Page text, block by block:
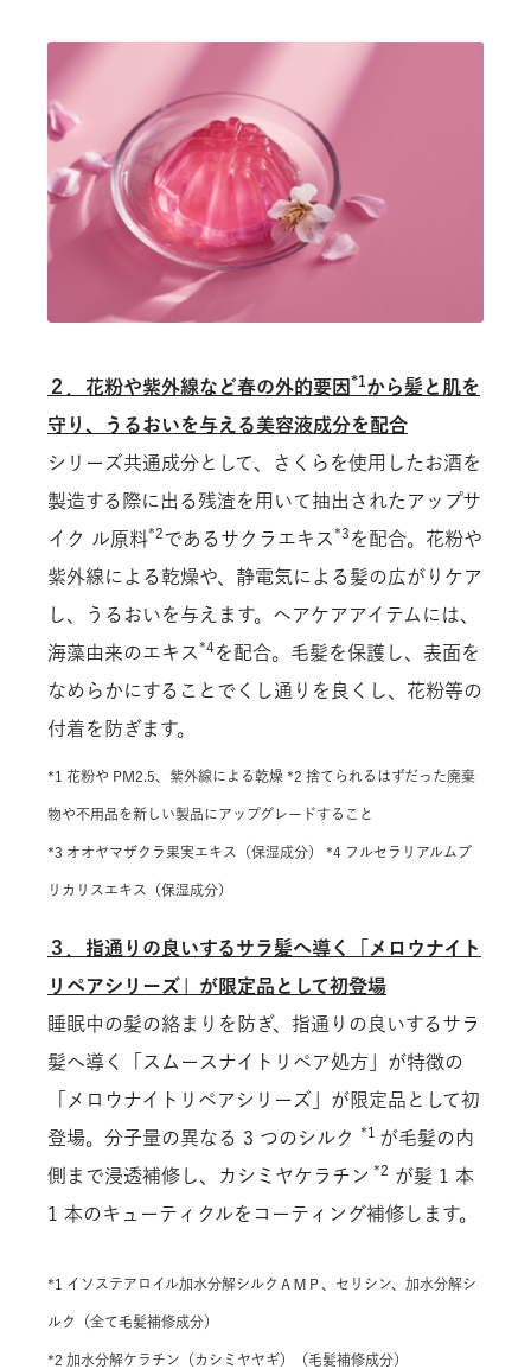
２．花粉や紫外線など春の外的要因 *1 から髪と肌を
守り、うるおいを与える美容液成分を配合
シリーズ共通成分として、さくらを使用したお酒を
製造する際に出る残渣を用いて抽出されたアップサ
イク ル原料*2であるサクラエキス *3 を配合。花粉や
紫外線による乾燥や、静電気による髪の広がりケア
し、うるおいを与えます。ヘアケアアイテムには、
海藻由来のエキス *4 を配合。毛髪を保護し、表面を
なめらかにすることでくし通りを良くし、花粉等の
付着を防ぎます。
*1 花粉や PM2.5、紫外線による乾燥 *2 捨てられるはずだった廃棄
物や不用品を新しい製品にアップグレードすること
*3 オオヤマザクラ果実エキス（保湿成分） *4 フルセラリアルムブ
リカリスエキス（保湿成分）
３．指通りの良いするサラ髪へ導く「メロウナイト
リペアシリーズ」が限定品として初登場
睡眠中の髪の絡まりを防ぎ、指通りの良いするサラ
髪へ導く「スムースナイトリペア処方」が特徴の
「メロウナイトリペアシリーズ」が限定品として初
登場。分子量の異なる 3 つのシルク
*1 が毛髪の内
側まで浸透補修し、カシミヤケラチン *2 が髪 1 本
1 本のキューティクルをコーティング補修します。
*1 イソステアロイル加水分解シルクＡＭＰ、セリシン、加水分解シ
ルク（全て毛髪補修成分）
*2 加水分解ケラチン（カシミヤヤギ）（毛髪補修成分）